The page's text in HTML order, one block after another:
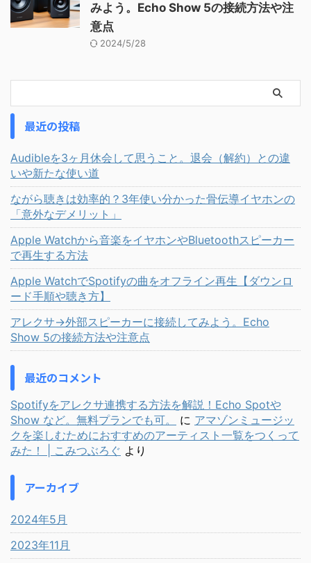
みよう。Echo Show 5の接続方法や注
意点
2024/5/28
最近の投稿
Audibleを3ヶ月休会して思うこと。退会（解約）との違
いや新たな使い道
ながら聴きは効率的？3年使い分かった骨伝導イヤホンの
「意外なデメリット」
Apple Watchから音楽をイヤホンやBluetoothスピーカー
で再生する方法
Apple WatchでSpotifyの曲をオフライン再生【ダウンロ
ード手順や聴き方】
アレクサ→外部スピーカーに接続してみよう。Echo
Show 5の接続方法や注意点
最近のコメント
Spotifyをアレクサ連携する方法を解説！Echo Spotや
Show など。無料プランでも可。
に アマゾンミュージッ
クを楽しむためにおすすめのアーティスト一覧をつくって
みた！ | こみつぶろぐ より
アーカイブ
2024年5月
2023年11月